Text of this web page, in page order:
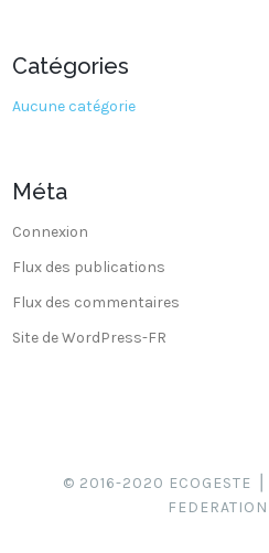
Catégories
Aucune catégorie
Méta
Connexion
Flux des publications
Flux des commentaires
Site de WordPress-FR
© 2016-2020 ECOGESTE ⎪